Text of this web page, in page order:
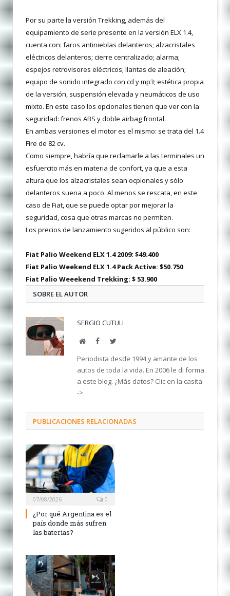
Por su parte la versión Trekking, además del
equipamiento de serie presente en la versión ELX 1.4,
cuenta con: faros antinieblas delanteros; alzacristales
eléctricos delanteros; cierre centralizado; alarma;
espejos retrovisores eléctricos; llantas de aleación;
equipo de sonido integrado con cd y mp3; estética propia
de la versión, suspensión elevada y neumáticos de uso
mixto. En este caso los opcionales tienen que ver con la
seguridad: frenos ABS y doble airbag frontal.
En ambas versiones el motor es el mismo: se trata del 1.4
Fire de 82 cv.
Como siempre, habría que reclamarle a las terminales un
esfuercito más en materia de confort, ya que a esta
altura que los alzacristales sean ocpionales y sólo
delanteros suena a poco. Al menos se rescata, en este
caso de Fiat, que se puede optar por mejorar la
seguridad, cosa que otras marcas no permiten.
Los precios de lanzamiento sugeridos al público son:
Fiat Palio Weekend ELX 1.4 2009: $49.400
Fiat Palio Weekend ELX 1.4 Pack Active: $50.750
Fiat Palio Weeekend Trekking: $ 53.900
SOBRE EL AUTOR
SERGIO CUTULI
WebFacebookTwitter
Periodista desde 1994 y amante de los
autos de toda la vida. En 2006 le di forma
a este blog. ¿Más datos? Clic en la casita
->
PUBLICACIONES RELACIONADAS
07/08/2026 0
¿Por qué Argentina es el
país donde más sufren
las baterías?